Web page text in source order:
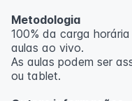
Metodologia
100% da carga
aulas ao vivo.
As aulas podem ser
ou tablet.